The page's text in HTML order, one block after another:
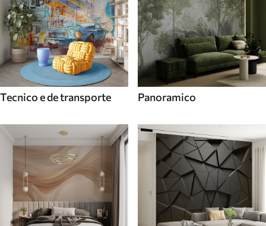
Tecnico e de transporte Panoramico